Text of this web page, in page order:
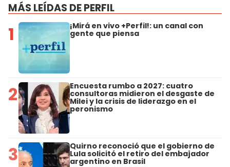
MÁS LEÍDAS DE PERFIL
1 ¡Mirá en vivo +Perfil!: un canal con
gente que piensa
2 Encuesta rumbo a 2027: cuatro
consultoras midieron el desgaste de
Milei y la crisis de liderazgo en el
peronismo
3 Quirno reconoció que el gobierno de
Lula solicitó el retiro del embajador
argentino en Brasil